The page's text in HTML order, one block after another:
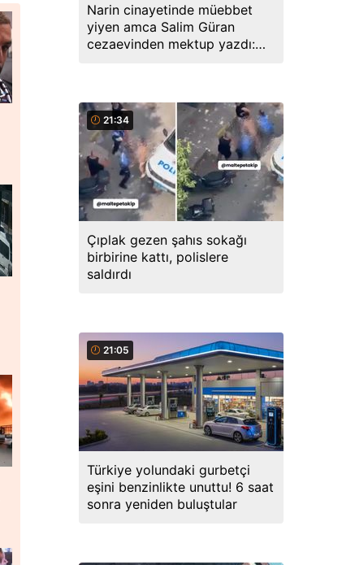
Narin cinayetinde müebbet
yiyen amca Salim Güran
cezaevinden mektup yazdı:
21:34
Çıplak gezen şahıs sokağı
birbirine kattı, polislere
saldırdı
21:05
Türkiye yolundaki gurbetçi
eşini benzinlikte unuttu! 6 saat
sonra yeniden buluştular